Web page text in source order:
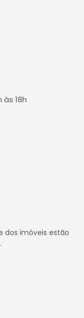
às 18h
dos imóveis estão